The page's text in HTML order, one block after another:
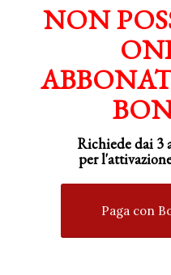
NON
Richiede dai 3
per
Paga con